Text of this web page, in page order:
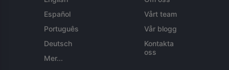
Español
Português
Deutsch
Mer...
Vårt team
Vår blogg
Kontakta
oss